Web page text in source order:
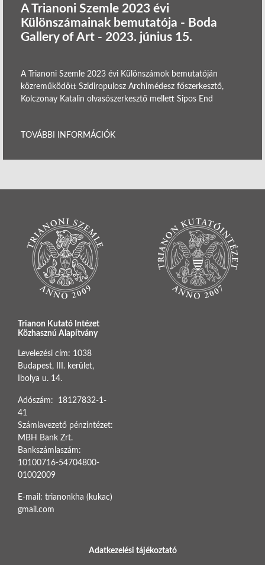
A Trianoni Szemle 2023 évi
Különszámainak bemutatója - Boda
Gallery of Art - 2023. június 15.
A Trianoni Szemle 2023 évi Különszámok bemutatóján
közreműködött Szidiropulosz Archimédesz főszerkesztő,
Kolczonay Katalin olvasószerkesztő mellett Sipos End
TOVÁBBI INFORMÁCIÓK
Trianon Kutató Intézet
Közhasznú Alapítvány
Levelezési cím: 1038
Budapest, III. kerület,
Ibolya u. 14.
Adószám: 18127832-1-
41
Számlavezető pénzintézet:
MBH Bank Zrt.
Bankszámlaszám:
10100716-54704800-
01002009
E-mail: trianonkha (kukac)
gmail.com
BOTTOM FOOTER MENU
Adatkezelési tájékoztató